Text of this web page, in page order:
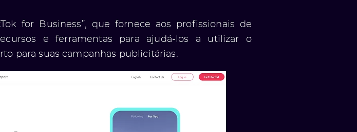
for Business”, que fornece aos profissionais de
e ferramentas para ajudá-los a utilizar o
para suas campanhas publicitárias.